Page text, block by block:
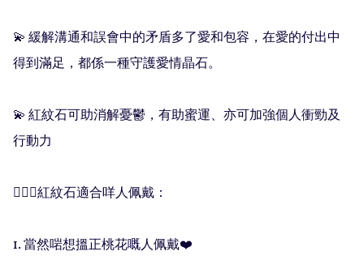
💫 緩解溝通和誤會中的矛盾多了愛和包容，在愛的付出中
得到滿足，都係一種守護愛情晶石。
💫 紅紋石可助消解憂鬱，有助蜜運、亦可加強個人衝勁及
行動力
🧚🏻‍♀️紅紋石適合咩人佩戴：
1. 當然啱想搵正桃花嘅人佩戴❤️